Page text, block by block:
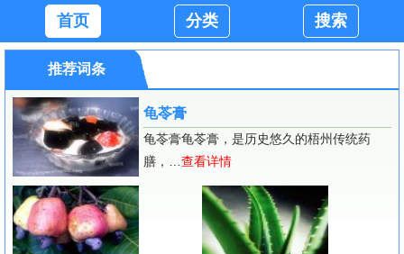
首页 分类 搜索
推荐词条
龟苓膏
龟苓膏龟苓膏，是历史悠久的梧州传统药
膳，… 查看详情